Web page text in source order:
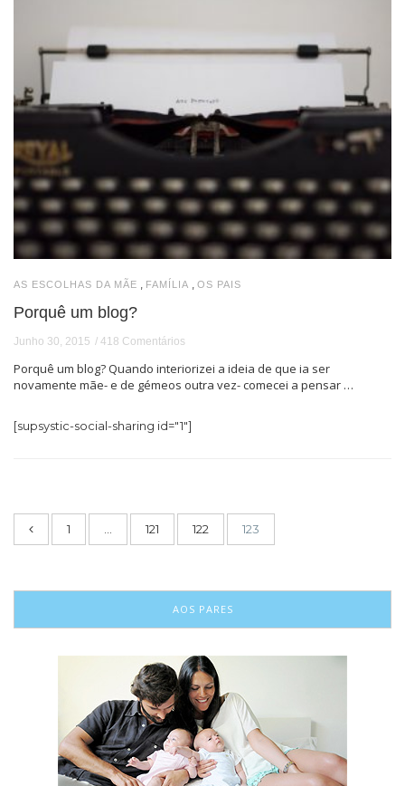
AS ESCOLHAS DA MÃE FAMÍLIA OS PAIS
Porquê um blog?
Junho 30, 2015 418 Comentários
Porquê um blog? Quando interiorizei a ideia de que ia ser
novamente mãe- e de gémeos outra vez- comecei a pensar …
[supsystic-social-sharing id="1"]
1 121 122 123
AOS PARES